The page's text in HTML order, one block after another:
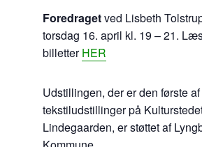
Foredragetved Lisbeth
torsdag 16. april kl. 19 – 21.
billetterHER
Udstillingen, der er den første
tekstiludstillinger på
Lindegaarden, er støttet af